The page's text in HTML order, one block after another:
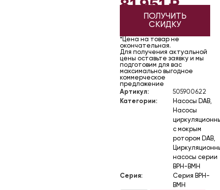
81 951₽
ПОЛУЧИТЬ
СКИДКУ
*Цена на товар не
окончательная.
Для получения актуальной
цены оставьте заявку и мы
подготовим для вас
максимально выгодное
коммерческое
предложение
Артикул:
505900622
Категории:
Насосы DAB
Насосы
с мокрым
ротором DAB
насосы серии
BPH-BMH
Серия:
Серия BPH-
BMH